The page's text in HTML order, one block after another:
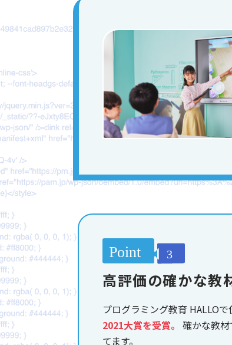
高評価の確かな教
プログラミング教育 HALLOで
2021大賞を受賞。 確かな教
てます。